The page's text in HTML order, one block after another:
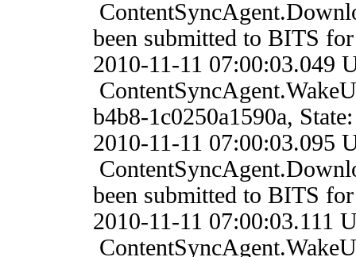
been submitted to BITS
2010-11-11
b4b8-1c0250a1590a,
2010-11-11
been submitted to BITS
2010-11-11